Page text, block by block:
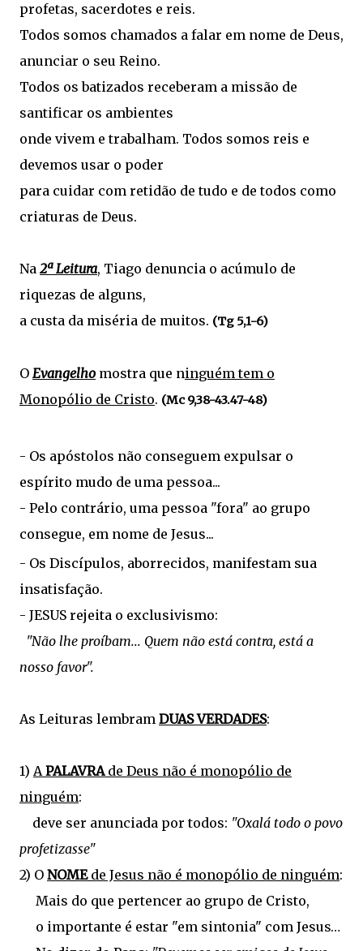
profetas, sacerdotes e reis.
Todos somos chamados a falar em nome de Deus,
anunciar o seu Reino.
Todos os batizados receberam a missão de
santificar os ambientes
onde vivem e trabalham. Todos somos reis e
devemos usar o poder
para cuidar com retidão de tudo e de todos como
criaturas de Deus.
Na 2ª Leitura, Tiago denuncia o acúmulo de
riquezas de alguns,
a custa da miséria de muitos. (Tg 5,1-6)
O Evangelho mostra que ninguém tem o
Monopólio de Cristo. (Mc 9,38-43.47-48)
- Os apóstolos não conseguem expulsar o
espírito mudo de uma pessoa...
- Pelo contrário, uma pessoa "fora" ao grupo
consegue, em nome de Jesus...
- Os Discípulos, aborrecidos, manifestam sua
insatisfação.
- JESUS rejeita o exclusivismo:
"Não lhe proíbam... Quem não está contra, está a
nosso favor".
As Leituras lembram DUAS VERDADES:
1) APALAVRAde Deus não é monopólio de
ninguém:
deve ser anunciada por todos: "Oxalá todo o povo
profetizasse"
2) O NOMEde Jesus não é monopólio de ninguém:
Mais do que pertencer ao grupo de Cristo,
o importante é estar "em sintonia" com Jesus…